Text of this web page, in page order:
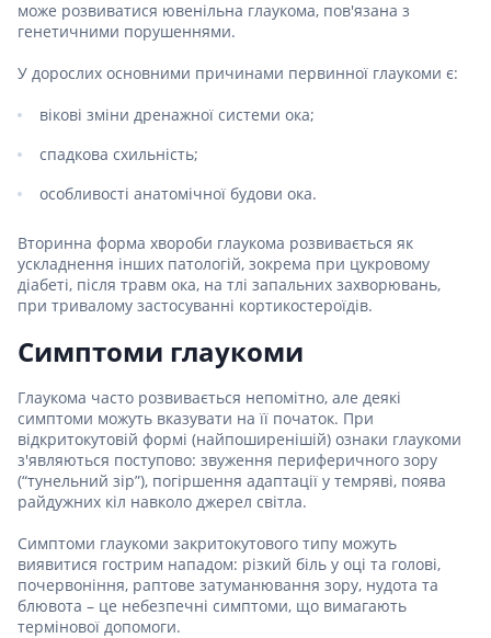
може розвиватися ювенільна глаукома, пов'язана з
генетичними порушеннями.
У дорослих основними причинами первинної глаукоми є:
вікові зміни дренажної системи ока;
спадкова схильність;
особливості анатомічної будови ока.
Вторинна форма хвороби глаукома розвивається як
ускладнення інших патологій, зокрема при цукровому
діабеті, після травм ока, на тлі запальних захворювань,
при тривалому застосуванні кортикостероїдів.
Симптоми глаукоми
Глаукома часто розвивається непомітно, але деякі
симптоми можуть вказувати на її початок. При
відкритокутовій формі (найпоширенішій) ознаки глаукоми
з'являються поступово: звуження периферичного зору
(“тунельний зір”), погіршення адаптації у темряві, поява
райдужних кіл навколо джерел світла.
Симптоми глаукоми закритокутового типу можуть
виявитися гострим нападом: різкий біль у оці та голові,
почервоніння, раптове затуманювання зору, нудота та
блювота – це небезпечні симптоми, що вимагають
термінової допомоги.